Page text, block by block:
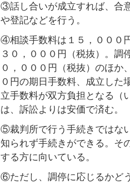
③話し合いが成立すれば、合
や登記などを行う。
④相談手数料は１５，０００
３０，０００円（税抜）。調
０，０００円（税抜）のほか
０円の期日手数料、成立した
立手数料が双方負担となる（
は、訴訟よりは安価で済む。
⑤裁判所で行う手続きではな
知られず手続きができる。そ
する方に向いている。
⑥ただし、調停に応じるかど